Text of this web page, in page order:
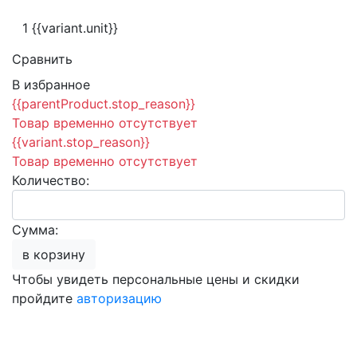
1 {{variant.unit}}
Сравнить
В избранное
{{parentProduct.stop_reason}}
Товар временно отсутствует
{{variant.stop_reason}}
Товар временно отсутствует
Количество:
Сумма:
в корзину
Чтобы увидеть персональные цены и скидки
пройдите авторизацию